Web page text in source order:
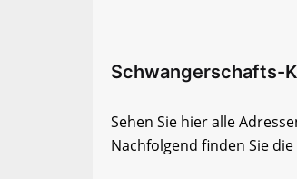
Schwangerschafts-
Sehen Sie hier alle
Nachfolgend finden Sie